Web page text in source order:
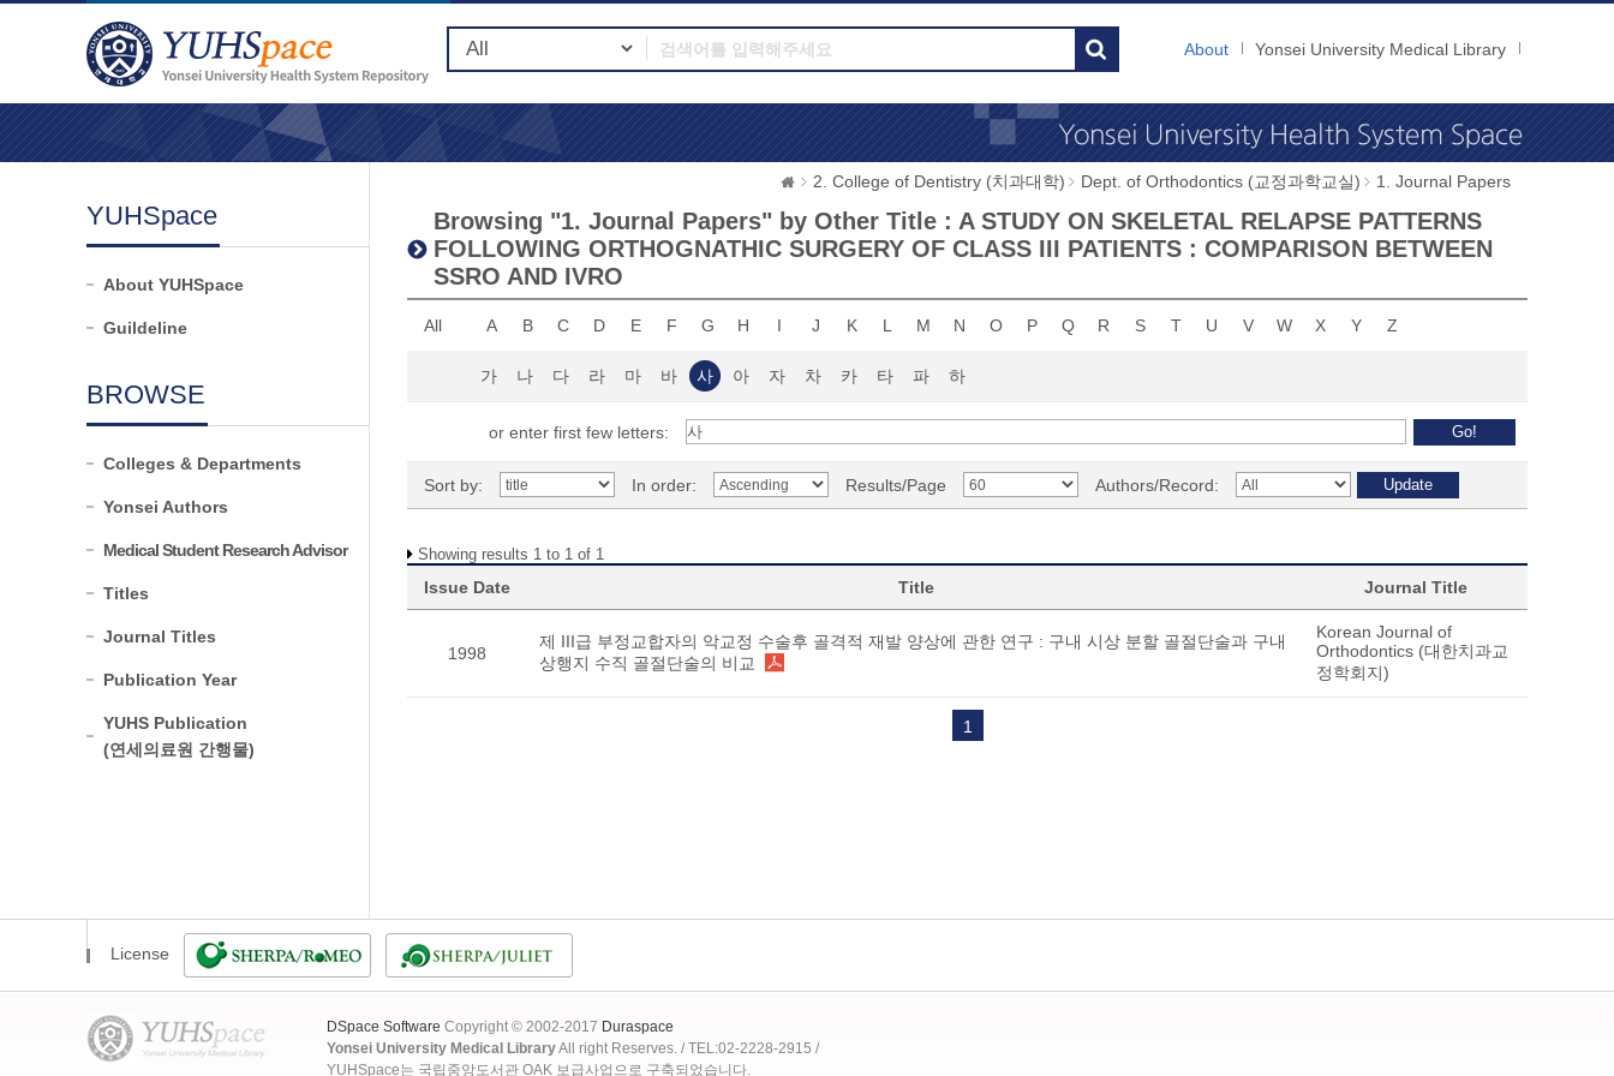
About Yonsei University Medical Library
YUHSpace
About YUHSpace
Guildeline
BROWSE
Colleges & Departments
Yonsei Authors
Medical Student Research Advisor
Titles
Journal Titles
Publication Year
YUHS Publication
(연세의료원 간행물)
2. College of Dentistry (치과대학) Dept. of Orthodontics (교정과학교실) 1. Journal Papers
Browsing "1. Journal Papers" by Other Title : A STUDY ON SKELETAL RELAPSE PATTERNS
FOLLOWING ORTHOGNATHIC SURGERY OF CLASS III PATIENTS : COMPARISON BETWEEN
SSRO AND IVRO
All A B C D E F G H I J K L M N O P Q R S T U V W X Y Z
가 나 다 라 마 바 사 아 자 차 카 타 파 하
or enter first few letters:
Sort by: In order: Results/Page Authors/Record:
Showing results 1 to 1 of 1
Issue Date Title Journal Title
1998
제 III급 부정교합자의 악교정 수술후 골격적 재발 양상에 관한 연구 : 구내 시상 분할 골절단술과 구내
상행지 수직 골절단술의 비교
Korean Journal of
Orthodontics (대한치과교
정학회지)
1
License
DSpace Software Copyright © 2002-2017 Duraspace
Yonsei University Medical LibraryAll right Reserves. / TEL:02-2228-2915 /
YUHSpace는 국립중앙도서관 OAK 보급사업으로 구축되었습니다.